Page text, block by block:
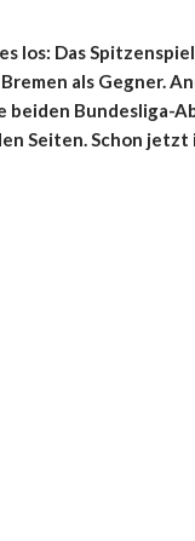
los: Das
als Gegner.
beiden Bundesliga-
Seiten. Schon jetzt